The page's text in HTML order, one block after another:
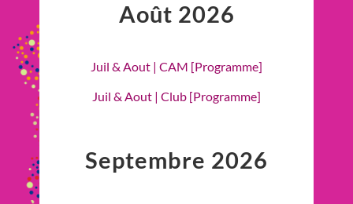
Août 2026
Juil & Aout | CAM [Programme]
Juil & Aout | Club [Programme]
Septembre 2026